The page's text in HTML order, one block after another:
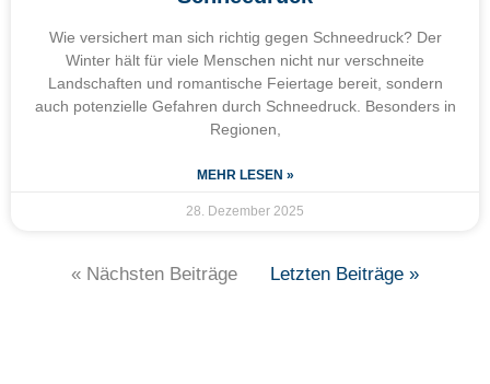
Wie versichert man sich richtig gegen Schneedruck? Der
Winter hält für viele Menschen nicht nur verschneite
Landschaften und romantische Feiertage bereit, sondern
auch potenzielle Gefahren durch Schneedruck. Besonders in
Regionen,
MEHR LESEN »
28. Dezember 2025
« Nächsten Beiträge Letzten Beiträge »